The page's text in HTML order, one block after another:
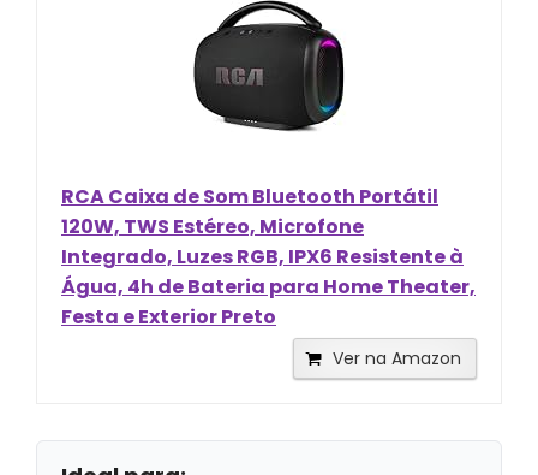
RCA Caixa de Som Bluetooth Portátil
120W, TWS Estéreo, Microfone
Integrado, Luzes RGB, IPX6 Resistente à
Água, 4h de Bateria para Home Theater,
Festa e Exterior Preto
Ver na Amazon